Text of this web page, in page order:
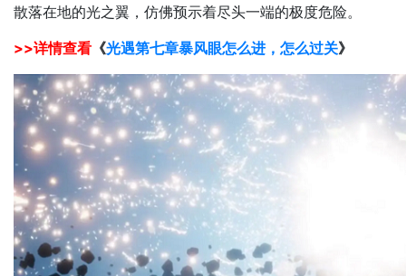
散落在地的光之翼，仿佛预示着尽头一端的极度危险。
>>详情查看 《光遇第七章暴风眼怎么进，怎么过关》